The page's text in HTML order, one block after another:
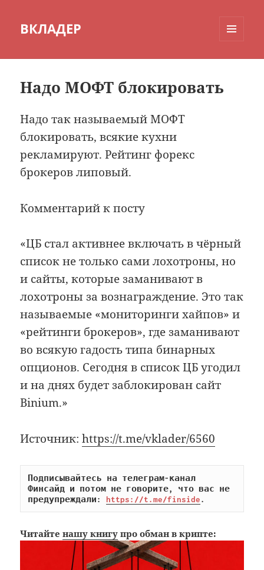
ВКЛАДЕР
Надо МОФТ блокировать
Надо так называемый МОФТ
блокировать, всякие кухни
рекламируют. Рейтинг форекс
брокеров липовый.
Комментарий к посту
«ЦБ стал активнее включать в чёрный
список не только сами лохотроны, но
и сайты, которые заманивают в
лохотроны за вознаграждение. Это так
называемые «мониторинги хайпов» и
«рейтинги брокеров», где заманивают
во всякую гадость типа бинарных
опционов. Сегодня в список ЦБ угодил
и на днях будет заблокирован сайт
Binium.»
Источник:https://t.me/vklader/6560
Подписывайтесь на телеграм-канал
Финсайд и потом не говорите, что вас не
предупреждали: https://t.me/finside.
Читайтенашу книгу про обман в крипте: